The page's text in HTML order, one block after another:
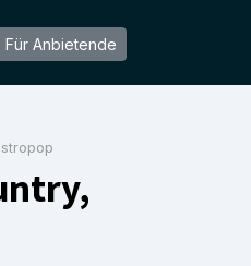
Für Anbietende